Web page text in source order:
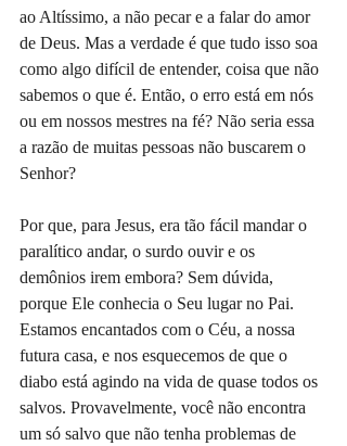
ao Altíssimo, a não pecar e a falar do amor
de Deus. Mas a verdade é que tudo isso soa
como algo difícil de entender, coisa que não
sabemos o que é. Então, o erro está em nós
ou em nossos mestres na fé? Não seria essa
a razão de muitas pessoas não buscarem o
Senhor?
Por que, para Jesus, era tão fácil mandar o
paralítico andar, o surdo ouvir e os
demônios irem embora? Sem dúvida,
porque Ele conhecia o Seu lugar no Pai.
Estamos encantados com o Céu, a nossa
futura casa, e nos esquecemos de que o
diabo está agindo na vida de quase todos os
salvos. Provavelmente, você não encontra
um só salvo que não tenha problemas de